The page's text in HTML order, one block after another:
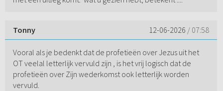
Tonny 12-06-2026 / 07:58
Vooral als je bedenkt dat de profetieën over Jezus uit het
OT veelal letterlijk vervuld zijn , is het vrij logisch dat de
profetieën over Zijn wederkomst ook letterlijk worden
vervuld.